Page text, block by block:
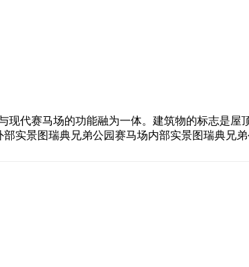
现代赛马场的功能融为一体。建筑物的标志是
实景图瑞典兄弟公园赛马场内部实景图瑞典兄